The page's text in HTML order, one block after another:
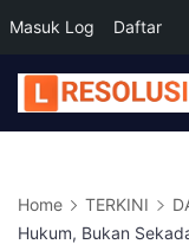
Masuk Log Daftar
Skip
to
Home TERKINI
Hukum, Bukan